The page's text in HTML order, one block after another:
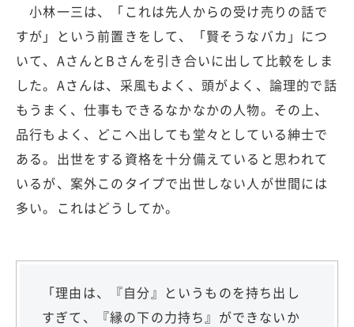
小林一三は、「これは先人からの受け売りの話で
すが」という前置きをして、「賢そうなバカ」につ
いて、AさんとBさんを引き合いに出して比較をしま
した。Aさんは、采風もよく、頭がよく、論理的で話
もうまく、仕事もできるなかなかの人物。その上、
品行もよく、どこへ出しても堂々としている紳士で
ある。出世をする資格を十分備えていると思われて
いるが、案外このタイプで出世しない人が世間には
多い。これはどうしてか。
「理由は、『自分』というものを持ち出し
すぎて、『縁の下の力持ち』ができないか